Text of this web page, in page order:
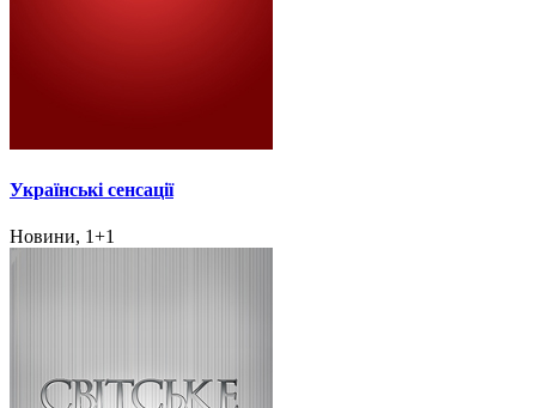
Українські сенсації
Новини, 1+1